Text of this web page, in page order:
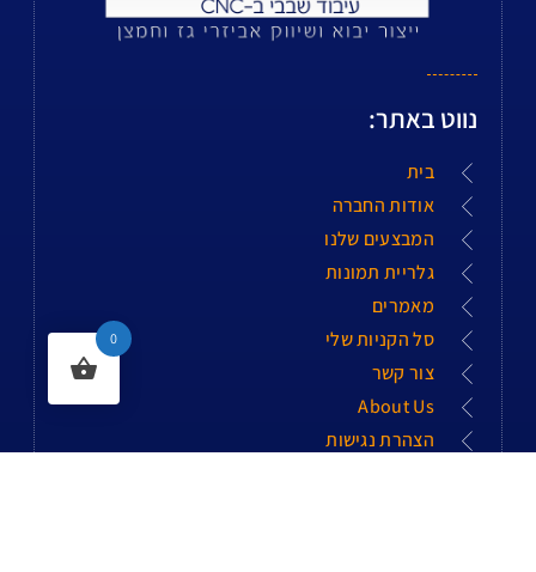
נווט באתר:
בית
אודות החברה
המבצעים שלנו
גלריית תמונות
מאמרים
סל הקניות שלי
צור קשר
About Us
הצהרת נגישות
0